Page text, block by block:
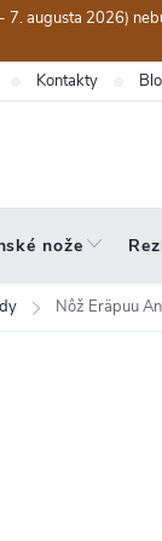
augusta 2026)
Kontakty
nože
Nôž Eräpuu